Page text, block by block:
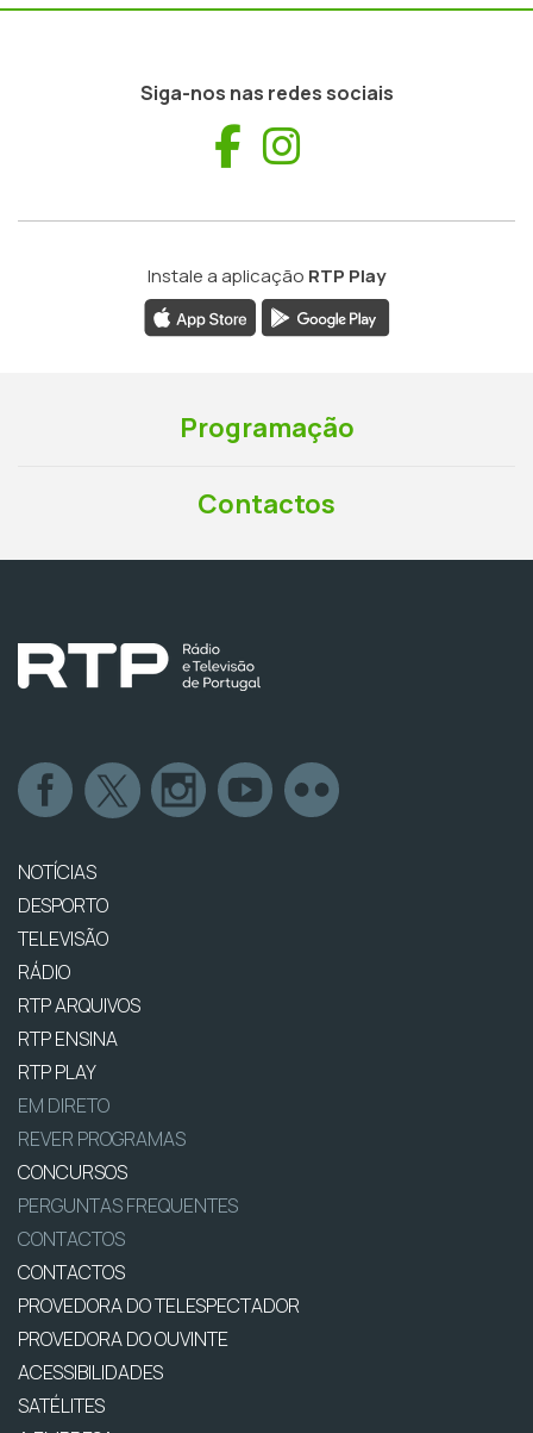
Siga-nos nas redes sociais
Facebook
Instale a aplicação RTP Play
Programação
Contactos
NOTÍCIAS
DESPORTO
TELEVISÃO
RÁDIO
RTP ARQUIVOS
RTP ENSINA
RTP PLAY
EM DIRETO
REVER PROGRAMAS
CONCURSOS
PERGUNTAS FREQUENTES
CONTACTOS
CONTACTOS
PROVEDORA DO TELESPECTADOR
PROVEDORA DO OUVINTE
ACESSIBILIDADES
SATÉLITES